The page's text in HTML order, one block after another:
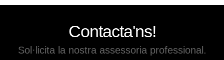
Contacta'ns!
Sol·licita la nostra assessoria professional.